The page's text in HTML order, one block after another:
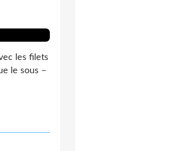
les filets
le sous –